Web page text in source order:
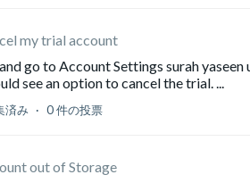
my trial account
go to Account Settings surah
see an option to cancel the trial. ...
済み 0 件の投票
out of Storage